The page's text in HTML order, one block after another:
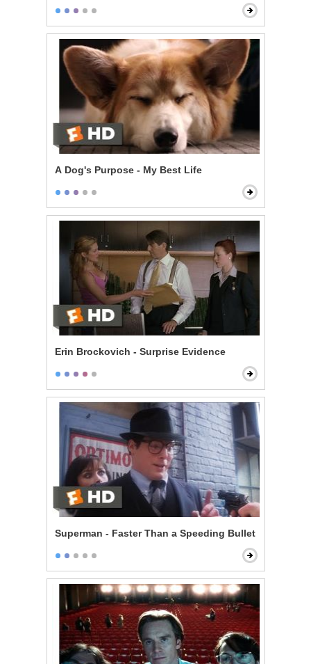
A Dog's Purpose - My Best Life
Erin Brockovich - Surprise Evidence
Superman - Faster Than a Speeding Bullet